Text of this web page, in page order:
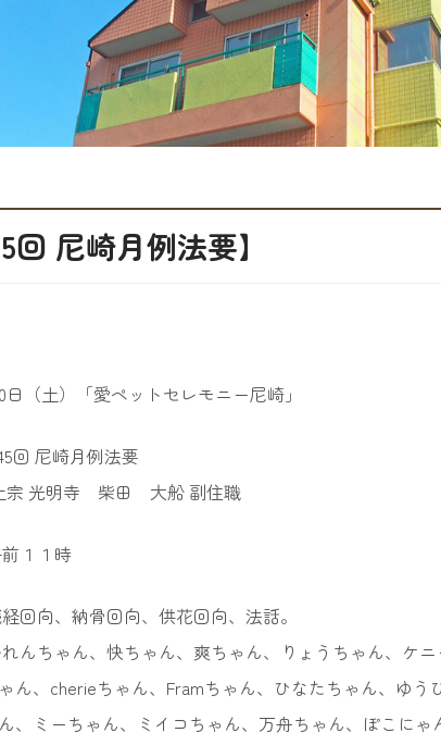
回 尼崎月例法要】
日（土）「愛ペットセレモニー尼崎」
回 尼崎月例法要
宗 光明寺 柴田 大船 副住職
１１時
回向、納骨回向、供花回向、法話。
んちゃん、快ちゃん、爽ちゃん、りょうちゃん、ケ
ん、cherieちゃん、Framちゃん、ひなたちゃん、ゆう
、ミーちゃん、ミイコちゃん、万舟ちゃん、ぽこに